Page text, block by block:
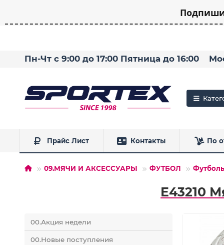
Пн-Чт с 9:00 до 17:00 Пятница до 16:00
Прайс Лист Контакты По
09.МЯЧИ И АКСЕССУАРЫ ФУТБОЛ
E43210
00.Акция недели
00.Новые поступления